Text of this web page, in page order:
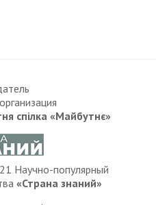
спілка «Майбутнє»
Научно-популярный
«Страна знаний»